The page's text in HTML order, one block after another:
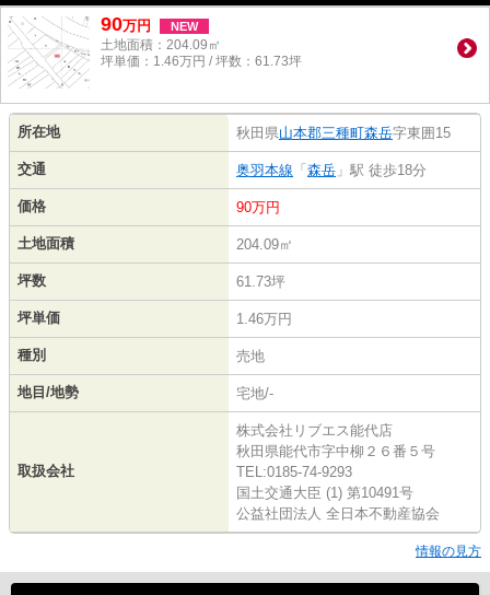
90万円 NEW
土地面積：204.09㎡
坪単価：1.46万円 / 坪数：61.73坪
所在地 秋田県山本郡三種町森岳字東囲15
交通 奥羽本線 「 森岳 」駅 徒歩18分
価格 90万円
土地面積 204.09㎡
坪数 61.73坪
坪単価 1.46万円
種別 売地
地目/地勢 宅地/-
取扱会社
株式会社リブエス能代店
秋田県能代市字中柳２６番５号
TEL:0185-74-9293
国土交通大臣 (1) 第10491号
公益社団法人 全日本不動産協会
情報の見方